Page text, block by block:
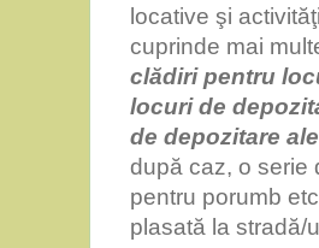
locative şi
cuprinde mai
clădiri pentru
locuri de
de depozitare
după caz, o serie
pentru porumb
plasată la stradă/